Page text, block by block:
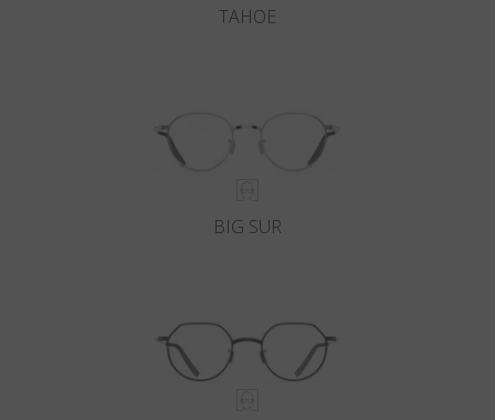
TAHOE
BIG SUR